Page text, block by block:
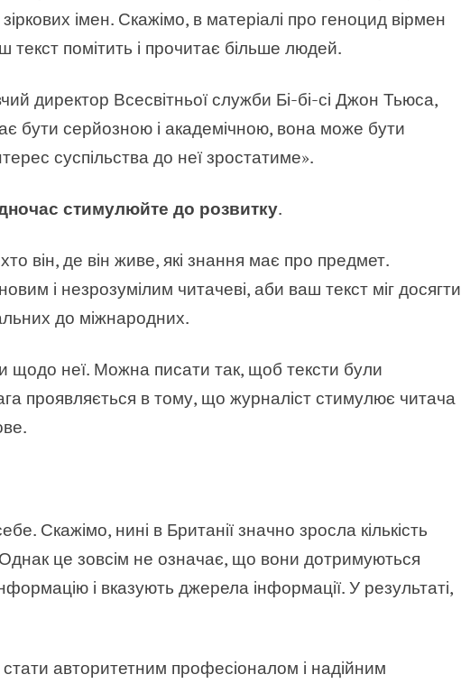
імен. Скажімо, в матеріалі про геноцид вірмен
помітить і прочитає більше людей.
директор Всесвітньої служби Бі-бі-сі Джон Тьюса,
бути серйозною і академічною, вона може бути
суспільства до неї зростатиме».
стимулюйте до розвитку.
він, де він живе, які знання має про предмет.
і незрозумілим читачеві, аби ваш текст міг досягти
до міжнародних.
щодо неї. Можна писати так, щоб тексти були
проявляється в тому, що журналіст стимулює читача
Скажімо, нині в Британії значно зросла кількість
це зовсім не означає, що вони дотримуються
і вказують джерела інформації. У результаті,
авторитетним професіоналом і надійним